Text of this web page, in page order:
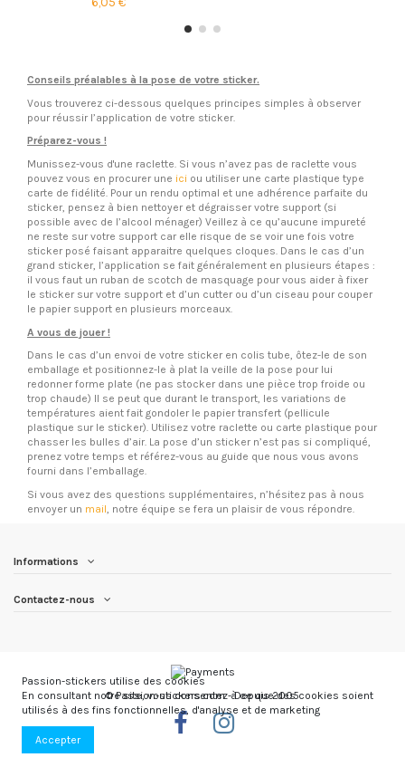
Conseils préalables à la pose de votre sticker.
Vous trouverez ci-dessous quelques principes simples à observer
pour réussir l’application de votre sticker.
Préparez-vous !
Munissez-vous d'une raclette. Si vous n’avez pas de raclette vous
pouvez vous en procurer une ici ou utiliser une carte plastique type
carte de fidélité. Pour un rendu optimal et une adhérence parfaite du
sticker, pensez à bien nettoyer et dégraisser votre support (si
possible avec de l’alcool ménager) Veillez à ce qu’aucune impureté
ne reste sur votre support car elle risque de se voir une fois votre
sticker posé faisant apparaitre quelques cloques. Dans le cas d’un
grand sticker, l’application se fait généralement en plusieurs étapes :
il vous faut un ruban de scotch de masquage pour vous aider à fixer
le sticker sur votre support et d’un cutter ou d’un ciseau pour couper
le papier support en plusieurs morceaux.
A vous de jouer !
Dans le cas d’un envoi de votre sticker en colis tube, ôtez-le de son
emballage et positionnez-le à plat la veille de la pose pour lui
redonner forme plate (ne pas stocker dans une pièce trop froide ou
trop chaude) Il se peut que durant le transport, les variations de
températures aient fait gondoler le papier transfert (pellicule
plastique sur le sticker). Utilisez votre raclette ou carte plastique pour
chasser les bulles d’air. La pose d’un sticker n’est pas si compliqué,
prenez votre temps et référez-vous au guide que nous vous avons
fourni dans l’emballage.
Si vous avez des questions supplémentaires, n’hésitez pas à nous
envoyer un mail, notre équipe se fera un plaisir de vous répondre.
Informations
Contactez-nous
© Passion-stickers.com - Depuis 2005
Passion-stickers utilise des cookies
En consultant notre site, vous consentez à ce que des cookies soient
utilisés à des fins fonctionnelles, d'analyse et de marketing
Accepter